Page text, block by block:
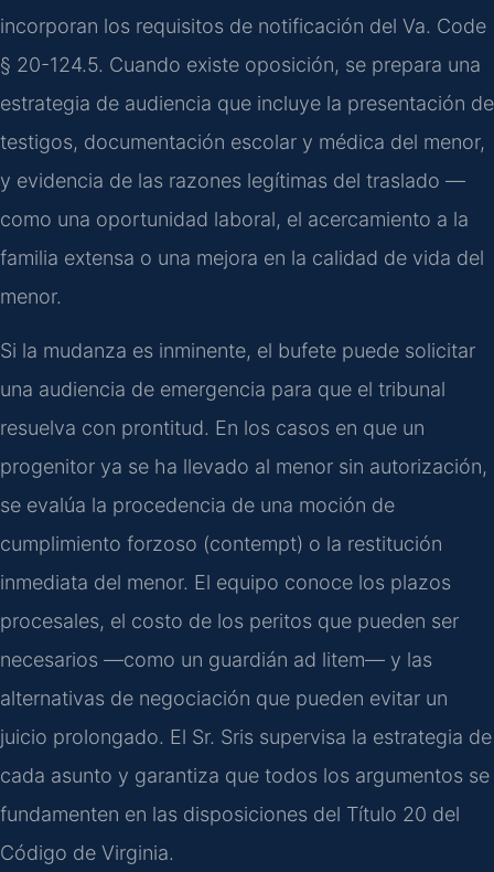
incorporan los requisitos de notificación del Va. Code
§ 20-124.5. Cuando existe oposición, se prepara una
estrategia de audiencia que incluye la presentación de
testigos, documentación escolar y médica del menor,
y evidencia de las razones legítimas del traslado —
como una oportunidad laboral, el acercamiento a la
familia extensa o una mejora en la calidad de vida del
menor.
Si la mudanza es inminente, el bufete puede solicitar
una audiencia de emergencia para que el tribunal
resuelva con prontitud. En los casos en que un
progenitor ya se ha llevado al menor sin autorización,
se evalúa la procedencia de una moción de
cumplimiento forzoso (contempt) o la restitución
inmediata del menor. El equipo conoce los plazos
procesales, el costo de los peritos que pueden ser
necesarios —como un guardián ad litem— y las
alternativas de negociación que pueden evitar un
juicio prolongado. El Sr. Sris supervisa la estrategia de
cada asunto y garantiza que todos los argumentos se
fundamenten en las disposiciones del Título 20 del
Código de Virginia.